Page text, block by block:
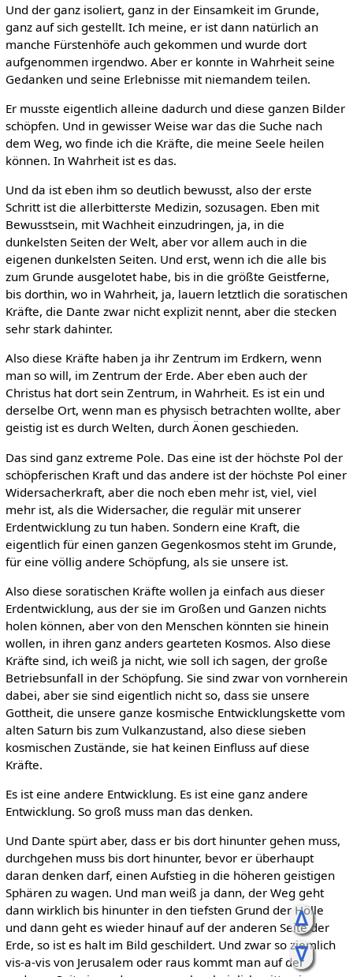
ᐃ
ᐁ
Und der ganz isoliert, ganz in der Einsamkeit im Grunde,
ganz auf sich gestellt. Ich meine, er ist dann natürlich an
manche Fürstenhöfe auch gekommen und wurde dort
aufgenommen irgendwo. Aber er konnte in Wahrheit seine
Gedanken und seine Erlebnisse mit niemandem teilen.
Er musste eigentlich alleine dadurch und diese ganzen Bilder
schöpfen. Und in gewisser Weise war das die Suche nach
dem Weg, wo finde ich die Kräfte, die meine Seele heilen
können. In Wahrheit ist es das.
Und da ist eben ihm so deutlich bewusst, also der erste
Schritt ist die allerbitterste Medizin, sozusagen. Eben mit
Bewusstsein, mit Wachheit einzudringen, ja, in die
dunkelsten Seiten der Welt, aber vor allem auch in die
eigenen dunkelsten Seiten. Und erst, wenn ich die alle bis
zum Grunde ausgelotet habe, bis in die größte Geistferne,
bis dorthin, wo in Wahrheit, ja, lauern letztlich die soratischen
Kräfte, die Dante zwar nicht explizit nennt, aber die stecken
sehr stark dahinter.
Also diese Kräfte haben ja ihr Zentrum im Erdkern, wenn
man so will, im Zentrum der Erde. Aber eben auch der
Christus hat dort sein Zentrum, in Wahrheit. Es ist ein und
derselbe Ort, wenn man es physisch betrachten wollte, aber
geistig ist es durch Welten, durch Äonen geschieden.
Das sind ganz extreme Pole. Das eine ist der höchste Pol der
schöpferischen Kraft und das andere ist der höchste Pol einer
Widersacherkraft, aber die noch eben mehr ist, viel, viel
mehr ist, als die Widersacher, die regulär mit unserer
Erdentwicklung zu tun haben. Sondern eine Kraft, die
eigentlich für einen ganzen Gegenkosmos steht im Grunde,
für eine völlig andere Schöpfung, als sie unsere ist.
Also diese soratischen Kräfte wollen ja einfach aus dieser
Erdentwicklung, aus der sie im Großen und Ganzen nichts
holen können, aber von den Menschen könnten sie hinein
wollen, in ihren ganz anders gearteten Kosmos. Also diese
Kräfte sind, ich weiß ja nicht, wie soll ich sagen, der große
Betriebsunfall in der Schöpfung. Sie sind zwar von vornherein
dabei, aber sie sind eigentlich nicht so, dass sie unsere
Gottheit, die unsere ganze kosmische Entwicklungskette vom
alten Saturn bis zum Vulkanzustand, also diese sieben
kosmischen Zustände, sie hat keinen Einfluss auf diese
Kräfte.
Es ist eine andere Entwicklung. Es ist eine ganz andere
Entwicklung. So groß muss man das denken.
Und Dante spürt aber, dass er bis dort hinunter gehen muss,
durchgehen muss bis dort hinunter, bevor er überhaupt
daran denken darf, einen Aufstieg in die höheren geistigen
Sphären zu wagen. Und man weiß ja dann, der Weg geht
dann wirklich bis hinunter in den tiefsten Grund der Hölle
und dann geht es wieder hinauf auf der anderen Seite der
Erde, so ist es halt im Bild geschildert. Und zwar so ziemlich
vis-a-vis von Jerusalem oder raus kommt man auf der